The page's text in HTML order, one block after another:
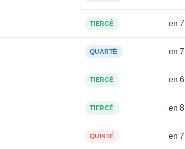
TIERCÉ en 7
QUARTÉ en 7
TIERCÉ en 6
TIERCÉ en 8
QUINTÉ en 7